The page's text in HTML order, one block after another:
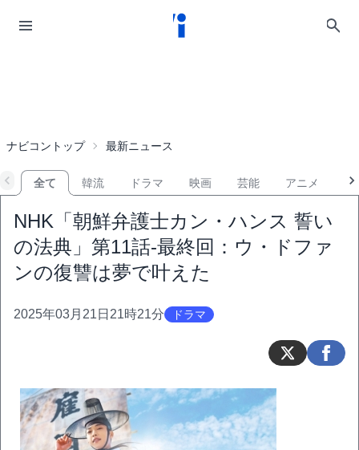
ナビコントップ 最新ニュース
全て 韓流 ドラマ 映画 芸能 アニメ
NHK「朝鮮弁護士カン・ハンス 誓い
の法典」第11話-最終回：ウ・ドファ
ンの復讐は夢で叶えた
2025年03月21日21時21分 ドラマ